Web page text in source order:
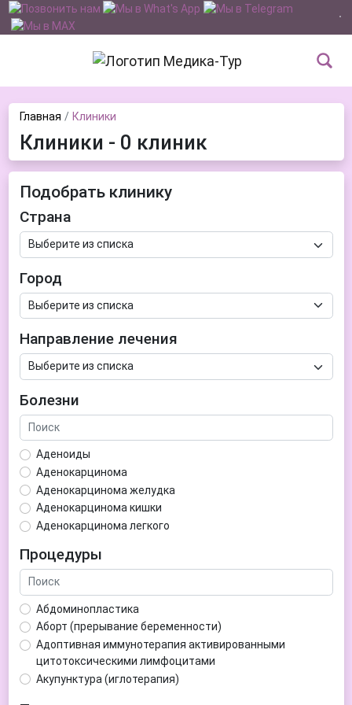
Главная Клиники
Клиники - 0 клиник
Подобрать клинику
Страна
Город
Направление лечения
Болезни
Аденоиды
Аденокарцинома
Аденокарцинома желудка
Аденокарцинома кишки
Аденокарцинома легкого
Аденома гипофиза
Аденома простаты
Аденома щитовидной железы
Аденомиоз
Адентия
Азооспермия
Акне (угри)
Алкоголизм
Процедуры
Абдоминопластика
Аборт (прерывание беременности)
Адоптивная иммунотерапия активированными
цитотоксическими лимфоцитами
Акупунктура (иглотерапия)